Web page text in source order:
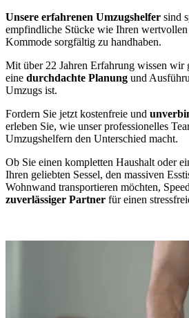
Unsere erfahrenen Umzugshelfer sind
empfindliche Stücke wie Ihren
Kommode sorgfältig zu handhaben.
Mit über 22 Jahren Erfahrung wissen wir
eine durchdachte Planung und
Umzugs ist.
Fordern Sie jetzt kostenfreie und
erleben Sie, wie unser professionelles
Umzugshelfern den Unterschied macht.
Ob Sie einen kompletten Haushalt oder
Ihren geliebten Sessel, den massiven
Wohnwand transportieren möchten,
zuverlässiger Partner für einen